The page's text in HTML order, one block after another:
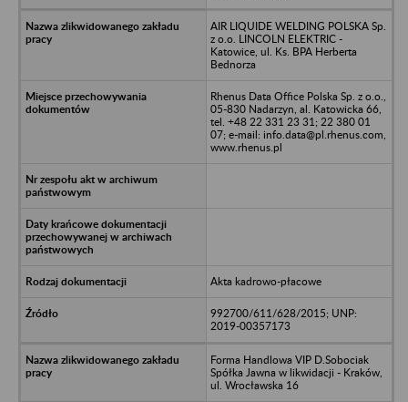
AIR LIQUIDE WELDING POLSKA Sp.
z o.o. LINCOLN ELEKTRIC -
Katowice, ul. Ks. BPA Herberta
Bednorza
Rhenus Data Office Polska Sp. z o.o.,
05-830 Nadarzyn, al. Katowicka 66,
tel. +48 22 331 23 31; 22 380 01
07; e-mail: info.data@pl.rhenus.com,
www.rhenus.pl
Akta kadrowo-płacowe
992700/611/628/2015; UNP:
2019-00357173
Forma Handlowa VIP D.Sobociak
Spółka Jawna w likwidacji - Kraków,
ul. Wrocławska 16